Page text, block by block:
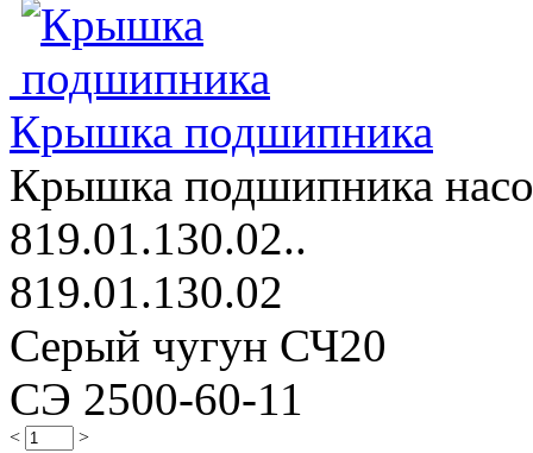
Крышка подшипника
Крышка подшипника
819.01.130.02..
819.01.130.02
Серый чугун СЧ20
СЭ 2500-60-11
< >